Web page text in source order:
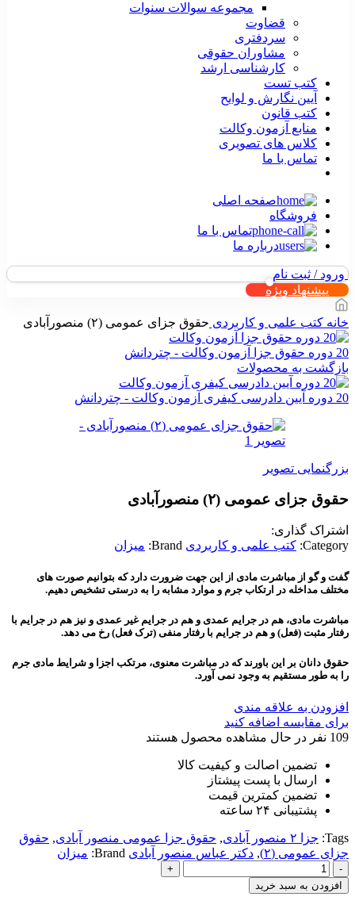
مجموعه سوالات سنوات
قضاوت
سردفتری
مشاوران حقوقی
کارشناسی ارشد
کتب تست
آیین نگارش و لوایح
کتب قانون
منابع آزمون وکالت
کلاس های تصویری
تماس با ما
صفحه اصلی
فروشگاه
تماس با ما
درباره ما
ورود / ثبت نام
پیشنهاد ویژه
خانه کتب علمی و کاربردی حقوق جزای عمومی (۲) منصورآبادی
20 دوره حقوق جزا آزمون وکالت - چتردانش
بازگشت به محصولات
20 دوره آیین دادرسی کیفری آزمون وکالت - چتردانش
بزرگنمایی تصویر
حقوق جزای عمومی (۲) منصورآبادی
اشتراک گذاری:
Category: کتب علمی و کاربردی Brand: میزان
گفت و گو از مباشرت مادی از این جهت ضرورت دارد که بتوانیم صورت های
مختلف مداخله در ارتکاب جرم و موارد مشابه را به درستی تشخیص دهیم.
مباشرت مادی، هم در جرایم عمدی و هم در جرایم غیر عمدی و نیز هم در جرایم با
رفتار مثبت (فعل) و هم در جرایم با رفتار منفی (ترک فعل) رخ می دهد.
حقوق دانان بر این باورند که در مباشرت معنوی، مرتکب اجزا و شرایط مادی جرم
را به طور مستقیم به وجود نمی آورد.
افزودن به علاقه مندی
برای مقایسه اضافه کنید
109 نفر در حال مشاهده محصول هستند
تضمین اصالت و کیفیت کالا
ارسال با پست پیشتاز
تضمین کمترین قیمت
پشتیبانی ۲۴ ساعته
Tags: جزا ۲ منصور آبادی , حقوق جزا عمومی منصور آبادی, حقوق
جزای عمومی (۲)
, دکتر عباس منصور آبادی Brand: میزان
حقوق
جزای
عمومی
افزودن به سبد خرید